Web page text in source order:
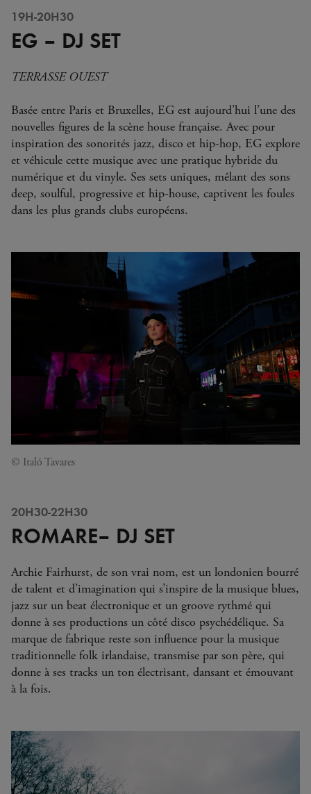
19H-20H30
EG – DJ SET
TERRASSE OUEST
Basée entre Paris et Bruxelles, EG est aujourd’hui l’une des
nouvelles figures de la scène house française. Avec pour
inspiration des sonorités jazz, disco et hip-hop, EG explore
et véhicule cette musique avec une pratique hybride du
numérique et du vinyle. Ses sets uniques, mêlant des sons
deep, soulful, progressive et hip-house, captivent les foules
dans les plus grands clubs européens.
© Italó Tavares
20H30-22H30
ROMARE– DJ SET
Archie Fairhurst, de son vrai nom, est un londonien bourré
de talent et d’imagination qui s’inspire de la musique blues,
jazz sur un beat électronique et un groove rythmé qui
donne à ses productions un côté disco psychédélique. Sa
marque de fabrique reste son influence pour la musique
traditionnelle folk irlandaise, transmise par son père, qui
donne à ses tracks un ton électrisant, dansant et émouvant
à la fois.